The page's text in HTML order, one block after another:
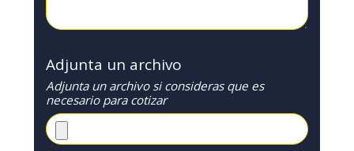
Adjunta un archivo
Adjunta un archivo si consideras que es
necesario para cotizar